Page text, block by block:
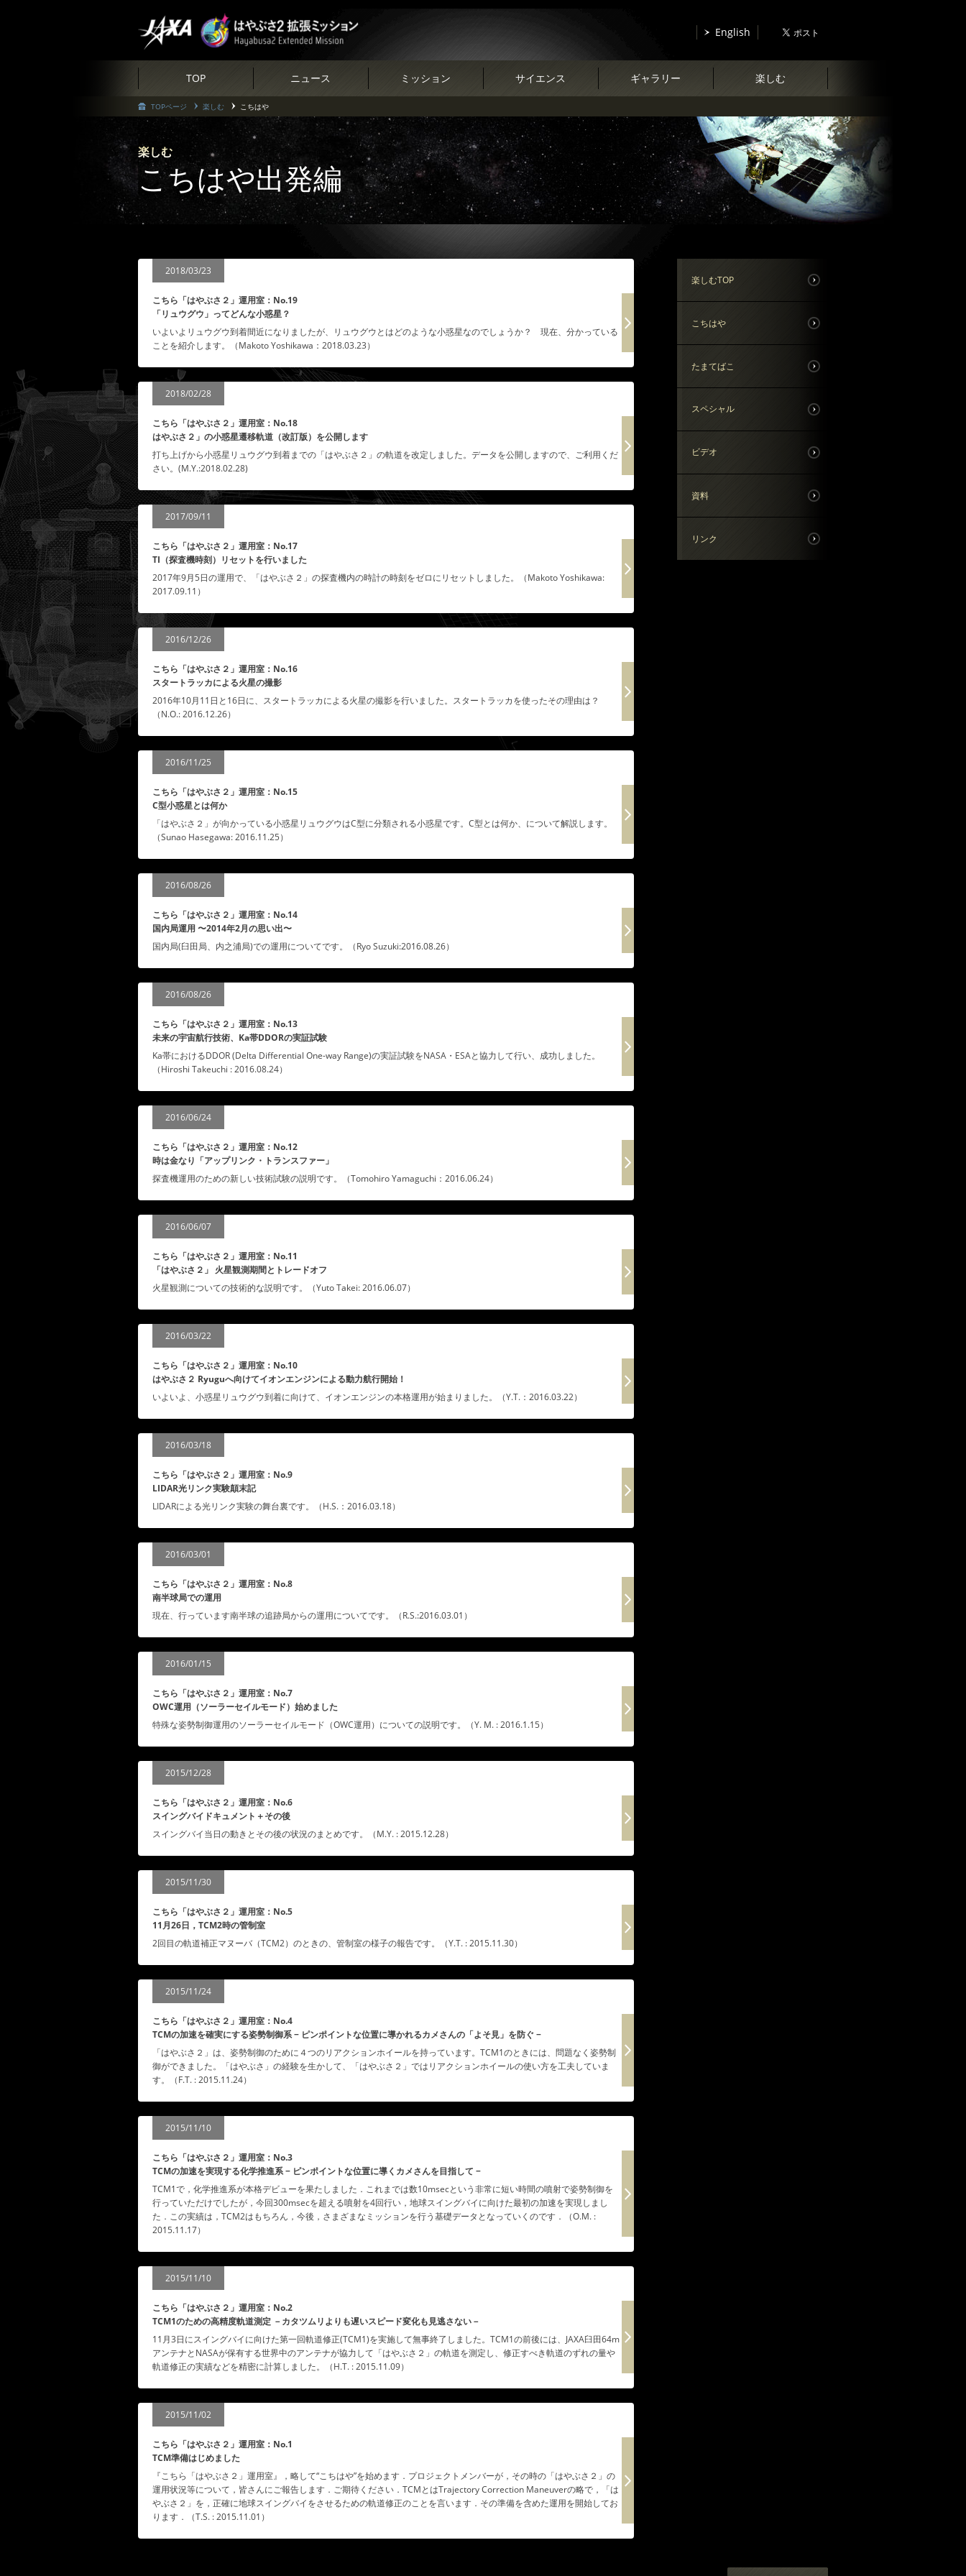
English
TOP ニュース ミッション サイエンス ギャラリー 楽しむ
TOPページ 楽しむ こちはや
楽しむ
こちはや出発編
2018/03/23
こちら「はやぶさ２」運用室：No.19
「リュウグウ」ってどんな小惑星？
いよいよリュウグウ到着間近になりましたが、リュウグウとはどのような小惑星なのでしょうか？ 現在、分かっている
ことを紹介します。（Makoto Yoshikawa：2018.03.23）
2018/02/28
こちら「はやぶさ２」運用室：No.18
はやぶさ２」の小惑星遷移軌道（改訂版）を公開します
打ち上げから小惑星リュウグウ到着までの「はやぶさ２」の軌道を改定しました。データを公開しますので、ご利用くだ
さい。(M.Y.:2018.02.28)
2017/09/11
こちら「はやぶさ２」運用室：No.17
TI（探査機時刻）リセットを行いました
2017年9月5日の運用で、「はやぶさ２」の探査機内の時計の時刻をゼロにリセットしました。（Makoto Yoshikawa:
2017.09.11）
2016/12/26
こちら「はやぶさ２」運用室：No.16
スタートラッカによる火星の撮影
2016年10月11日と16日に、スタートラッカによる火星の撮影を行いました。スタートラッカを使ったその理由は？
（N.O.: 2016.12.26）
2016/11/25
こちら「はやぶさ２」運用室：No.15
C型小惑星とは何か
「はやぶさ２」が向かっている小惑星リュウグウはC型に分類される小惑星です。C型とは何か、について解説します。
（Sunao Hasegawa: 2016.11.25）
2016/08/26
こちら「はやぶさ２」運用室：No.14
国内局運用 〜2014年2月の思い出〜
国内局(臼田局、内之浦局)での運用についてです。（Ryo Suzuki:2016.08.26）
2016/08/26
こちら「はやぶさ２」運用室：No.13
未来の宇宙航行技術、Ka帯DDORの実証試験
Ka帯におけるDDOR (Delta Differential One-way Range)の実証試験をNASA・ESAと協力して行い、成功しました。
（Hiroshi Takeuchi : 2016.08.24）
2016/06/24
こちら「はやぶさ２」運用室：No.12
時は金なり「アップリンク・トランスファー」
探査機運用のための新しい技術試験の説明です。（Tomohiro Yamaguchi：2016.06.24）
2016/06/07
こちら「はやぶさ２」運用室：No.11
「はやぶさ２」 火星観測期間とトレードオフ
火星観測についての技術的な説明です。（Yuto Takei: 2016.06.07）
2016/03/22
こちら「はやぶさ２」運用室：No.10
はやぶさ２ Ryuguへ向けてイオンエンジンによる動力航行開始！
いよいよ、小惑星リュウグウ到着に向けて、イオンエンジンの本格運用が始まりました。（Y.T.：2016.03.22）
2016/03/18
こちら「はやぶさ２」運用室：No.9
LIDAR光リンク実験顛末記
LIDARによる光リンク実験の舞台裏です。（H.S.：2016.03.18）
2016/03/01
こちら「はやぶさ２」運用室：No.8
南半球局での運用
現在、行っています南半球の追跡局からの運用についてです。（R.S.:2016.03.01）
2016/01/15
こちら「はやぶさ２」運用室：No.7
OWC運用（ソーラーセイルモード）始めました
特殊な姿勢制御運用のソーラーセイルモード（OWC運用）についての説明です。（Y. M. : 2016.1.15）
2015/12/28
こちら「はやぶさ２」運用室：No.6
スイングバイドキュメント＋その後
スイングバイ当日の動きとその後の状況のまとめです。（M.Y. : 2015.12.28）
2015/11/30
こちら「はやぶさ２」運用室：No.5
11月26日，TCM2時の管制室
2回目の軌道補正マヌーバ（TCM2）のときの、管制室の様子の報告です。（Y.T. : 2015.11.30）
2015/11/24
こちら「はやぶさ２」運用室：No.4
TCMの加速を確実にする姿勢制御系 − ピンポイントな位置に導かれるカメさんの「よそ見」を防ぐ −
「はやぶさ２」は、姿勢制御のために４つのリアクションホイールを持っています。TCM1のときには、問題なく姿勢制
御ができました。「はやぶさ」の経験を生かして、「はやぶさ２」ではリアクションホイールの使い方を工夫していま
す。（F.T. : 2015.11.24）
2015/11/10
こちら「はやぶさ２」運用室：No.3
TCMの加速を実現する化学推進系 − ピンポイントな位置に導くカメさんを目指して −
TCM1で，化学推進系が本格デビューを果たしました．これまでは数10msecという非常に短い時間の噴射で姿勢制御を
行っていただけでしたが，今回300msecを超える噴射を4回行い，地球スイングバイに向けた最初の加速を実現しまし
た．この実績は，TCM2はもちろん，今後，さまざまなミッションを行う基礎データとなっていくのです．（O.M. :
2015.11.17）
2015/11/10
こちら「はやぶさ２」運用室：No.2
TCM1のための高精度軌道測定 －カタツムリよりも遅いスピード変化も見逃さない－
11月3日にスイングバイに向けた第一回軌道修正(TCM1)を実施して無事終了しました。TCM1の前後には、JAXA臼田64m
アンテナとNASAが保有する世界中のアンテナが協力して「はやぶさ２」の軌道を測定し、修正すべき軌道のずれの量や
軌道修正の実績などを精密に計算しました。（H.T. : 2015.11.09）
2015/11/02
こちら「はやぶさ２」運用室：No.1
TCM準備はじめました
『こちら「はやぶさ２」運用室』，略して“こちはや”を始めます．プロジェクトメンバーが，その時の「はやぶさ２」の
運用状況等について，皆さんにご報告します．ご期待ください．TCMとはTrajectory Correction Maneuverの略で，「は
やぶさ２」を，正確に地球スイングバイをさせるための軌道修正のことを言います．その準備を含めた運用を開始してお
ります．（T.S. : 2015.11.01）
楽しむTOP
こちはや
たまてばこ
スペシャル
ビデオ
資料
リンク